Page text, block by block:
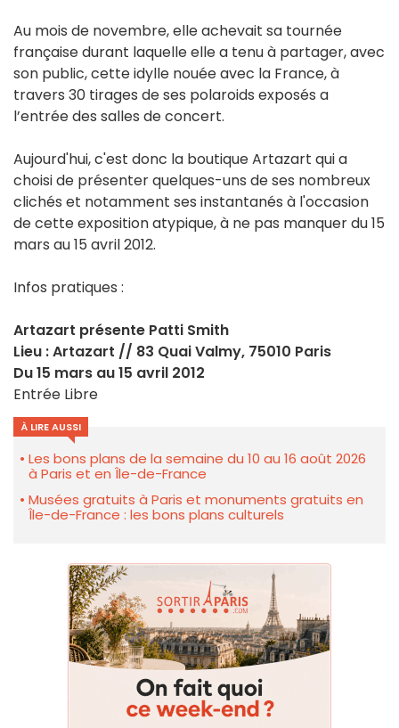
Au mois de novembre, elle achevait sa tournée
française durant laquelle elle a tenu à partager, avec
son public, cette idylle nouée avec la France, à
travers 30 tirages de ses polaroids exposés a
l’entrée des salles de concert.
Aujourd'hui, c'est donc la boutique Artazart qui a
choisi de présenter quelques-uns de ses nombreux
clichés et notamment ses instantanés à l'occasion
de cette exposition atypique, à ne pas manquer du 15
mars au 15 avril 2012.
Infos pratiques :
Artazart présente Patti Smith
Lieu : Artazart // 83 Quai Valmy, 75010 Paris
Du 15 mars au 15 avril 2012
Entrée Libre
À LIRE AUSSI
Les bons plans de la semaine du 10 au 16 août 2026
à Paris et en Île-de-France
Musées gratuits à Paris et monuments gratuits en
Île-de-France : les bons plans culturels